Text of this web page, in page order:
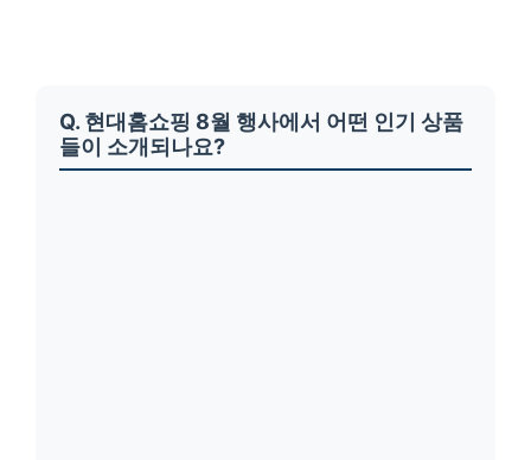
Q. 현대홈쇼핑 8월 행사에서 어떤 인기 상품
들이 소개되나요?